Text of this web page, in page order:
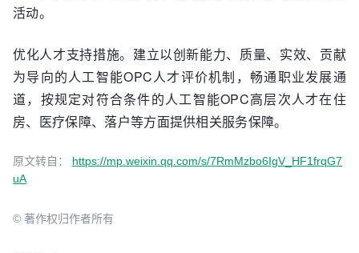
活动。
优化人才支持措施。建立以创新能力、质量、实效、贡献
为导向的人工智能OPC人才评价机制，畅通职业发展通
道，按规定对符合条件的人工智能OPC高层次人才在住
房、医疗保障、落户等方面提供相关服务保障。
原文转自： https://mp.weixin.qq.com/s/7RmMzbo6IgV_HF1frqG7
uA
© 著作权归作者所有